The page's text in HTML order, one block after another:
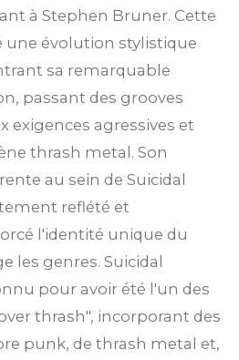
à Stephen Bruner. Cette
évolution stylistique
sa remarquable
passant des grooves
exigences agressives et
thrash metal. Son
au sein de Suicidal
reflété et
l'identité unique du
les genres. Suicidal
pour avoir été l'un des
thrash", incorporant des
punk, de thrash metal et,